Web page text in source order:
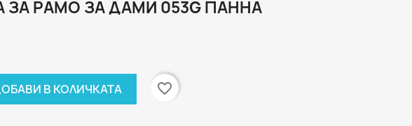
ЗА РАМО ЗА ДАМИ 053G ПАННА
В КОЛИЧКАТА favorite_border